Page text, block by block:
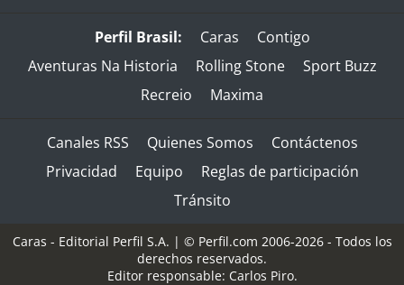
Perfil Brasil: Caras
Contigo
Aventuras Na Historia
Rolling Stone
Sport Buzz
Recreio
Maxima
Canales RSS Quienes Somos
Contáctenos
Privacidad
Equipo
Reglas de participación
Tránsito
Caras - Editorial Perfil S.A. | © Perfil.com 2006-2026 - Todos los
derechos reservados.
Editor responsable: Carlos Piro.